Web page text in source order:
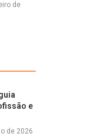
de
e
de 2026